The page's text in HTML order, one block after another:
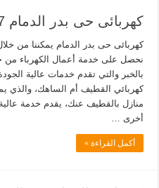
كهربائى حى بدر الدمام 0546559377
كهربائى حى بدر الدمام يمكننا من
نحصل على خدمة أعمال الكهرباء من
بالخبر والتي تقدم خدمات عالية
كهربائي القطيف أم الساهك، والذي
منازل بالقطيف عنك، يقدم خدمة
أخرى …
أكمل القراءة »